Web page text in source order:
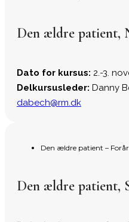
Den ældre patient,
Dato for kursus: 2.-3.
Delkursusleder: Danny
dabech@rm.dk
Den ældre patient – Forår
Den ældre patient,